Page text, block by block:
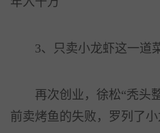
3、只卖小龙虾这一道
再次创业，徐松“秃头整
前卖烤鱼的失败，罗列了小